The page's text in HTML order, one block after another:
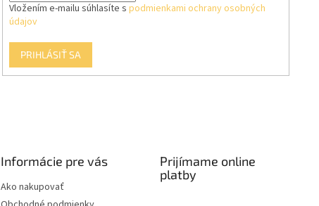
Vložením e-mailu súhlasíte s podmienkami ochrany osobných
údajov
PRIHLÁSIŤ SA
Informácie pre vás
Ako nakupovať
Prijímame online
platby